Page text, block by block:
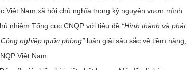
Nam xã hội chủ nghĩa trong kỷ nguyên vươn mình
nhiệm Tổng cục CNQP với tiêu đề “Hình thành và phát
nghiệp quốc phòng” luận giải sâu sắc về tiềm năng,
Việt Nam.